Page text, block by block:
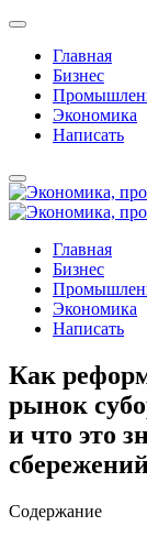
Главная
Бизнес
Экономика
Написать
Главная
Бизнес
Экономика
Написать
Как
рынок
и что это
Содержание